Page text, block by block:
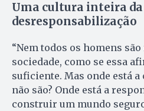
Uma cultura inteira da
desresponsabilização
“Nem todos os homens
sociedade, como se essa
suficiente. Mas onde está
não são? Onde está a
construir um mundo